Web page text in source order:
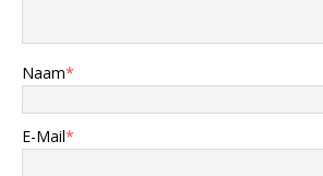
Naam*
E-Mail*